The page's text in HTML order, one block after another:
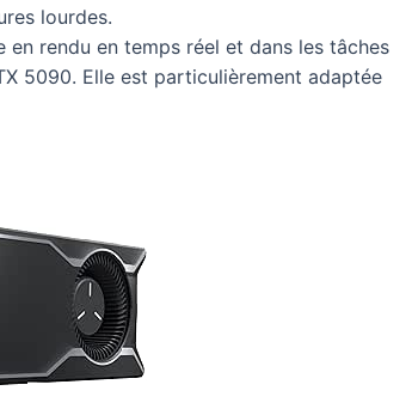
lourdes.
en rendu en temps réel et dans les tâches
5090. Elle est particulièrement adaptée